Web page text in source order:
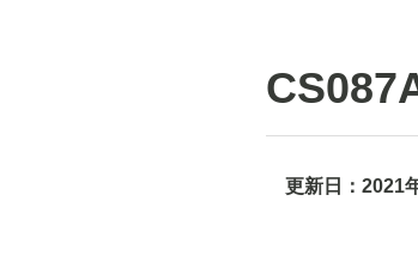
更新日： 2021